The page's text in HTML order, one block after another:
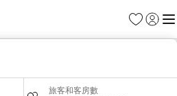
我的最愛
登入 選
旅客和客房數